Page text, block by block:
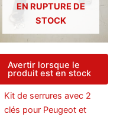
EN RUPTURE DE
STOCK
Avertir lorsque le
produit est en stock
Kit de serrures avec 2
clés pour Peugeot et